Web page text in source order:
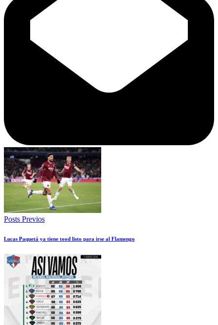
Posts Previos
Lucas Paquetá ya tiene tood listo para irse al Flamengo